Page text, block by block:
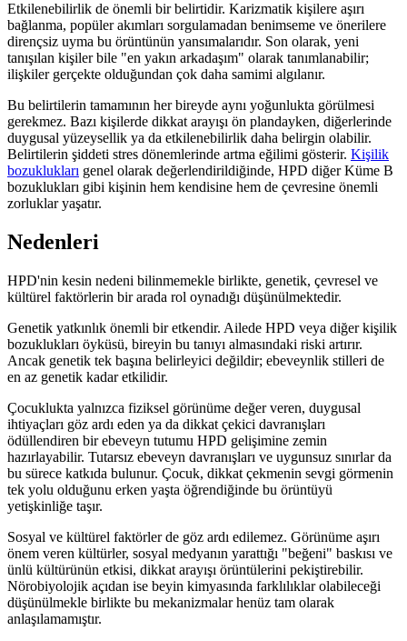
Etkilenebilirlik de önemli bir belirtidir. Karizmatik kişilere aşırı
bağlanma, popüler akımları sorgulamadan benimseme ve önerilere
dirençsiz uyma bu örüntünün yansımalarıdır. Son olarak, yeni
tanışılan kişiler bile "en yakın arkadaşım" olarak tanımlanabilir;
ilişkiler gerçekte olduğundan çok daha samimi algılanır.
Bu belirtilerin tamamının her bireyde aynı yoğunlukta görülmesi
gerekmez. Bazı kişilerde dikkat arayışı ön plandayken, diğerlerinde
duygusal yüzeysellik ya da etkilenebilirlik daha belirgin olabilir.
Belirtilerin şiddeti stres dönemlerinde artma eğilimi gösterir. Kişilik
bozuklukları genel olarak değerlendirildiğinde, HPD diğer Küme B
bozuklukları gibi kişinin hem kendisine hem de çevresine önemli
zorluklar yaşatır.
Nedenleri
HPD'nin kesin nedeni bilinmemekle birlikte, genetik, çevresel ve
kültürel faktörlerin bir arada rol oynadığı düşünülmektedir.
Genetik yatkınlık önemli bir etkendir. Ailede HPD veya diğer kişilik
bozuklukları öyküsü, bireyin bu tanıyı almasındaki riski artırır.
Ancak genetik tek başına belirleyici değildir; ebeveynlik stilleri de
en az genetik kadar etkilidir.
Çocuklukta yalnızca fiziksel görünüme değer veren, duygusal
ihtiyaçları göz ardı eden ya da dikkat çekici davranışları
ödüllendiren bir ebeveyn tutumu HPD gelişimine zemin
hazırlayabilir. Tutarsız ebeveyn davranışları ve uygunsuz sınırlar da
bu sürece katkıda bulunur. Çocuk, dikkat çekmenin sevgi görmenin
tek yolu olduğunu erken yaşta öğrendiğinde bu örüntüyü
yetişkinliğe taşır.
Sosyal ve kültürel faktörler de göz ardı edilemez. Görünüme aşırı
önem veren kültürler, sosyal medyanın yarattığı "beğeni" baskısı ve
ünlü kültürünün etkisi, dikkat arayışı örüntülerini pekiştirebilir.
Nörobiyolojik açıdan ise beyin kimyasında farklılıklar olabileceği
düşünülmekle birlikte bu mekanizmalar henüz tam olarak
anlaşılamamıştır.